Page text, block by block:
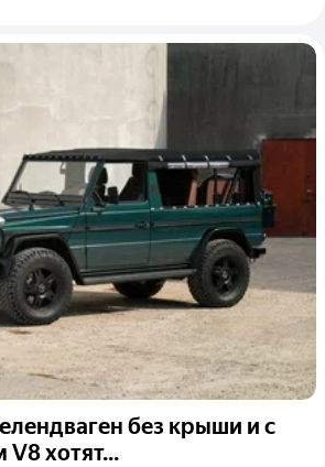
без крыши и с
хотят...